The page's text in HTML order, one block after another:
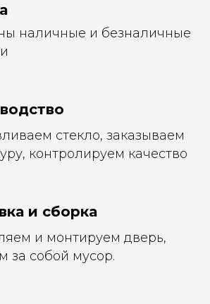
наличные и безналичные
стекло, заказываем
контролируем качество
и сборка
и монтируем дверь,
за собой мусор.